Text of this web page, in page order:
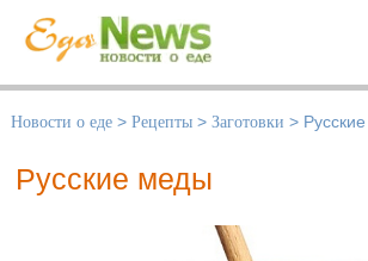
Новости о еде > Рецепты > Заготовки >
Русские меды